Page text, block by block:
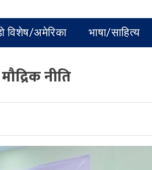
विशेष/अमेरिका भाषा/साहित्य
नीति